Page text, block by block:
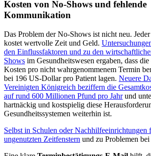
Kosten von No-Shows und fehlende
Kommunikation
Das Problem der No-Shows ist nicht neu.
kostet wertvolle Zeit und Geld.
den Einflussfaktoren und zu den
Shows im Gesundheitswesen ergaben, dass
Kosten pro nicht wahrgenommenem Termin
bei 196 US‑Dollar pro Patient lagen. Neuere
Vereinigten Königreich beziffern die
auf rund 600 Millionen Pfund pro Jahrund
hartnäckig und kostspielig diese
Gesundheitssystemen weiterhin ist.
Selbst in Schulen oder Nachhilfeeinrichtungen
ungenutzten Zeitfenstern und zu Problemen